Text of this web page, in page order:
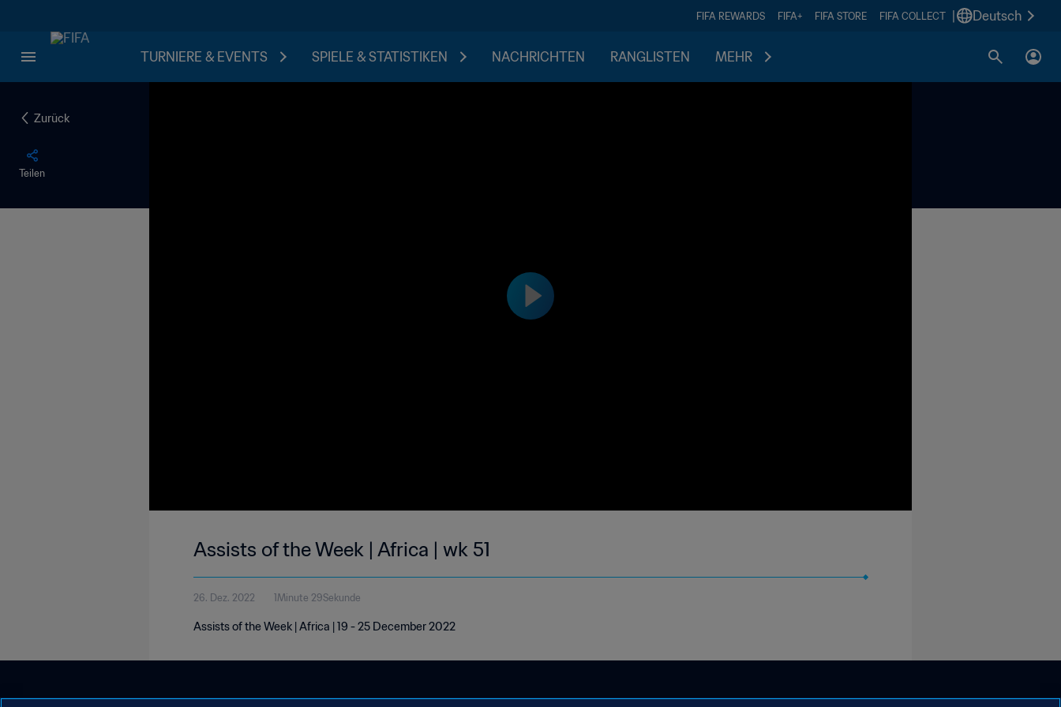
FIFA REWARDS FIFA+ FIFA STORE FIFA COLLECT Deutsch
TURNIERE & EVENTS SPIELE & STATISTIKEN NACHRICHTEN RANGLISTEN MEHR
Zurück
Teilen
Assists of the Week | Africa | wk 51
26. Dez. 2022 1Minute 29Sekunde
Assists of the Week | Africa | 19 - 25 December 2022